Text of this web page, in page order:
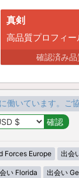
真剣
高品質プロフィー
確認済み品
働いています。ご
Forces Europe 出会
い Florida 出会い